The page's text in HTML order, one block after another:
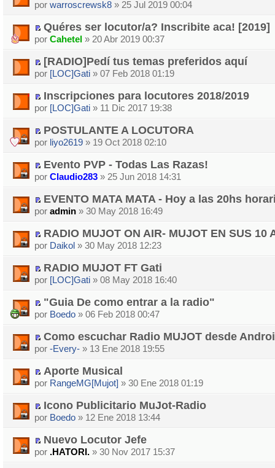
por warroscrewsk8 » 25 Jul 2019 00:04
Quéres ser locutor/a? Inscribite aca! [2019]
por Cahetel » 20 Abr 2019 00:37
[RADIO]Pedí tus temas preferidos aquí
por [LOC]Gati » 07 Feb 2018 01:19
Inscripciones para locutores 2018/2019
por [LOC]Gati » 11 Dic 2017 19:38
POSTULANTE A LOCUTORA
por liyo2619 » 19 Oct 2018 02:10
Evento PVP - Todas Las Razas!
por Claudio283 » 25 Jun 2018 14:31
EVENTO MATA MATA - Hoy a las 20hs
por admin » 30 May 2018 16:49
RADIO MUJOT ON AIR- MUJOT EN SUS 10
por Daikol » 30 May 2018 12:23
RADIO MUJOT FT Gati
por [LOC]Gati » 08 May 2018 16:40
"Guia De como entrar a la radio"
por Boedo » 06 Feb 2018 00:47
Como escuchar Radio MUJOT desde
por -Every- » 13 Ene 2018 19:55
Aporte Musical
por RangeMG[Mujot] » 30 Ene 2018 01:19
Icono Publicitario MuJot-Radio
por Boedo » 12 Ene 2018 13:44
Nuevo Locutor Jefe
por .HATORI. » 30 Nov 2017 15:37